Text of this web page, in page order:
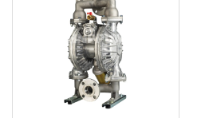
Bơm màng Yamada NDP-
thiết thực cho doanh nghiệp:
Hoạt động an toàn trong môi
cơ chế dẫn động bằng khí nén.